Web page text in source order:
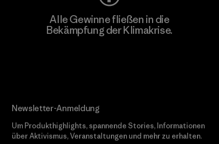
Alle Gewinne fließen in die
Bekämpfung der Klimakrise.
Newsletter-Anmeldung
Um Produkthighlights, spannende Stories, Informationen
über Aktivismus, Veranstaltungen und mehr zu erhalten.